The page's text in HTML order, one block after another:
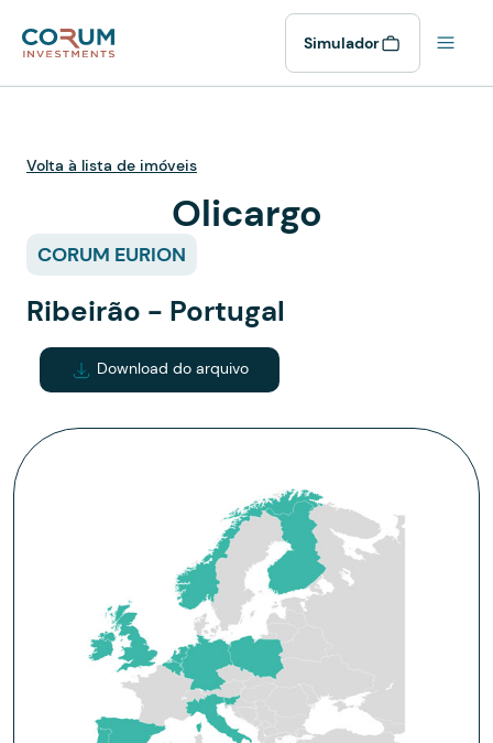
Simulador
Volta à lista de imóveis
Olicargo
CORUM EURION
Ribeirão - Portugal
Download do arquivo